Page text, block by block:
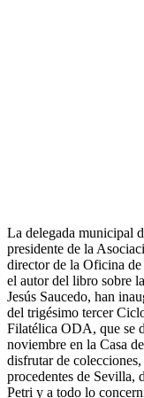
La delegada municipal
presidente de la
director de la Oficina
el autor del libro sobre
Jesús Saucedo, han
del trigésimo tercer
Filatélica ODA, que se
noviembre en la Casa
disfrutar de
procedentes de Sevilla,
Petri y a todo lo